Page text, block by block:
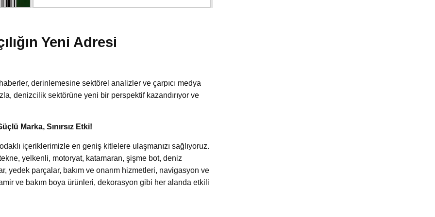
Yeni Adresi
derinlemesine sektörel analizler ve çarpıcı medya
denizcilik sektörüne yeni bir perspektif kazandırıyor ve
Marka, Sınırsız Etki!
içeriklerimizle en geniş kitlelere ulaşmanızı sağlıyoruz.
yelkenli, motoryat, katamaran, şişme bot, deniz
yedek parçalar, bakım ve onarım hizmetleri, navigasyon ve
ve bakım boya ürünleri, dekorasyon gibi her alanda etkili